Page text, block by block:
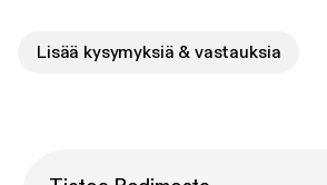
Lisää kysymyksiä & vastauksia